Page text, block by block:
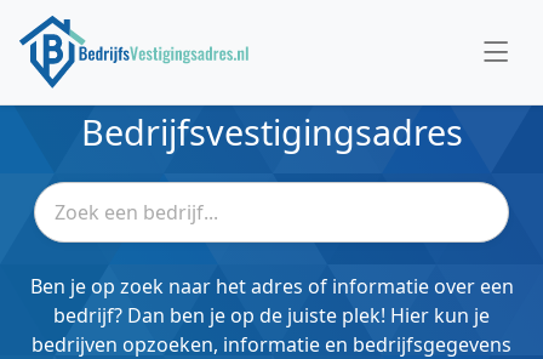
Bedrijfsvestigingsadres
Ben je op zoek naar het adres of informatie over een
bedrijf? Dan ben je op de juiste plek! Hier kun je
bedrijven opzoeken, informatie en bedrijfsgegevens